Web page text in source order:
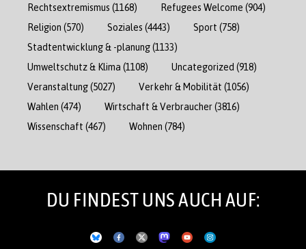
Rechtsextremismus (1168) Refugees Welcome (904)
Religion (570) Soziales (4443) Sport (758)
Stadtentwicklung & -planung(1133)
Umweltschutz & Klima (1108) Uncategorized (918)
Veranstaltung(5027) Verkehr & Mobilität (1056)
Wahlen (474) Wirtschaft & Verbraucher(3816)
Wissenschaft (467) Wohnen (784)
DU FINDEST UNS AUCH AUF: